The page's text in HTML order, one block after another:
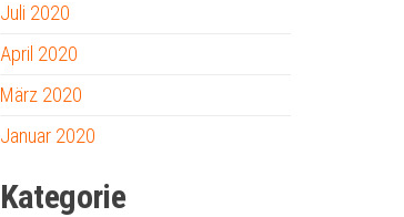
Juli 2020
April 2020
März 2020
Januar 2020
Kategorie